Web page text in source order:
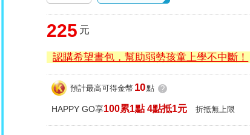
225 元
認購希望書包，幫助弱勢孩童上學不中斷！
預計最高可得金幣 10點 ?
HAPPY GO享100累1點 4點抵1元 折抵無上限